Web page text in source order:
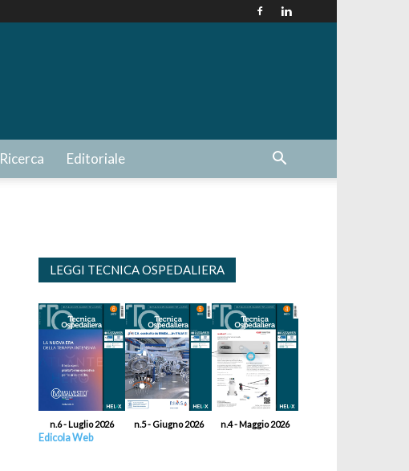
Ricerca Editoriale
LEGGI TECNICA OSPEDALIERA
n.6 - Luglio 2026 n.5 - Giugno 2026 n.4 - Maggio 2026
Edicola Web